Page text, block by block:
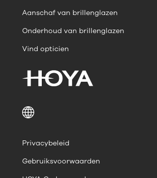
Aanschaf van brillenglazen
Onderhoud van brillenglazen
Vind opticien
Privacybeleid
Gebruiksvoorwaarden